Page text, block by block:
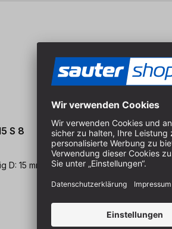
S 8
15 mm | NL: 30 mm | GL: 80 mm | S: 8 mm